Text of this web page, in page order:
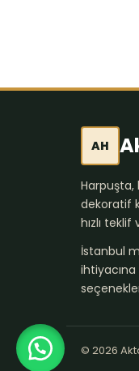
AH
Harpuşta,
dekoratif
hızlı
İstanbul
© 2026